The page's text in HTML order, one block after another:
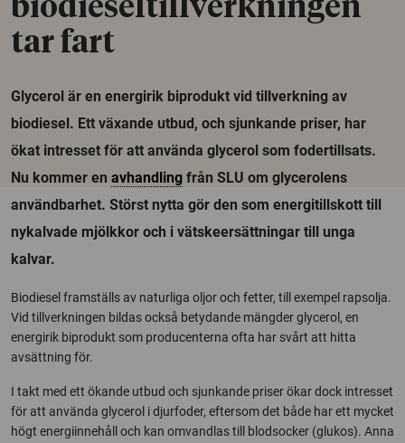
biodieseltillverkningen
tar fart
Glycerol är en energirik biprodukt vid tillverkning av
biodiesel. Ett växande utbud, och sjunkande priser, har
ökat intresset för att använda glycerol som fodertillsats.
Nu kommer en avhandling från SLU om glycerolens
användbarhet. Störst nytta gör den som energitillskott till
nykalvade mjölkkor och i vätskeersättningar till unga
kalvar.
Biodiesel framställs av naturliga oljor och fetter, till exempel rapsolja.
Vid tillverkningen bildas också betydande mängder glycerol, en
energirik biprodukt som producenterna ofta har svårt att hitta
avsättning för.
I takt med ett ökande utbud och sjunkande priser ökar dock intresset
för att använda glycerol i djurfoder, eftersom det både har ett mycket
högt energiinnehåll och kan omvandlas till blodsocker (glukos). Anna